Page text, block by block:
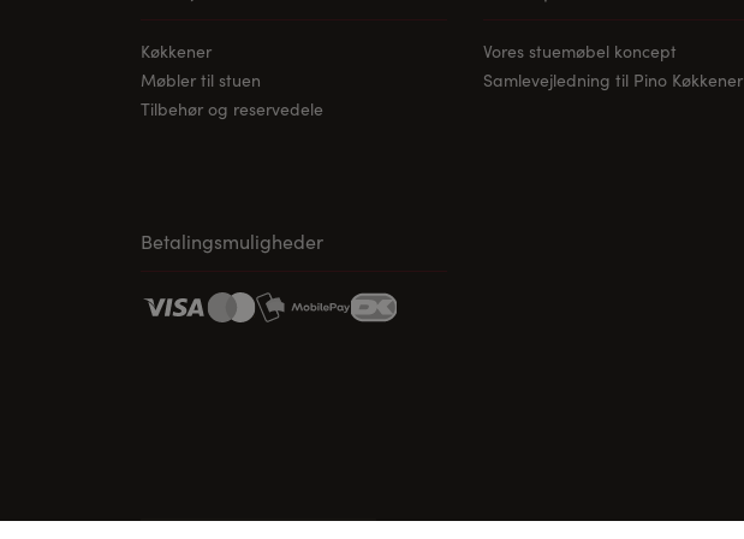
Køkkener
Møbler til stuen
Tilbehør og reservedele
Vores stuemøbel koncept
Samlevejledning til Pino Køkkener
Betalingsmuligheder